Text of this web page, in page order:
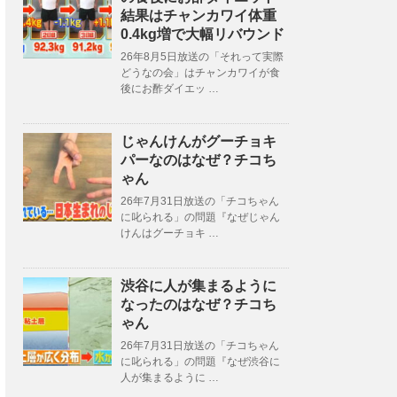
結果はチャンカワイ体重
0.4kg増で大幅リバウンド
26年8月5日放送の「それって実際
どうなの会」はチャンカワイが食
後にお酢ダイエッ …
じゃんけんがグーチョキ
パーなのはなぜ？チコち
ゃん
26年7月31日放送の「チコちゃん
に叱られる」の問題『なぜじゃん
けんはグーチョキ …
渋谷に人が集まるように
なったのはなぜ？チコち
ゃん
26年7月31日放送の「チコちゃん
に叱られる」の問題『なぜ渋谷に
人が集まるように …